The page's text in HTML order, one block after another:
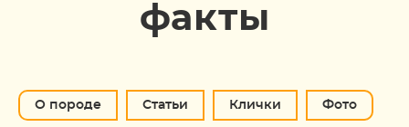
факты
О породе Статьи Клички Фото